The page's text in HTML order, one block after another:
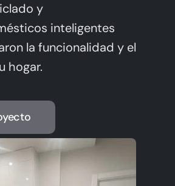
y
inteligentes
la funcionalidad y el
hogar.